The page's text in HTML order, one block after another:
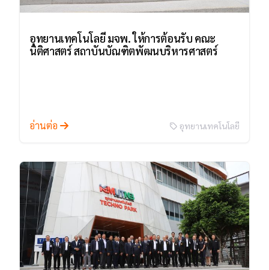
อุทยานเทคโนโลยี มจพ. ให้การต้อนรับ คณะ
นิติศาสตร์ สถาบันบัณฑิตพัฒนบริหารศาสตร์
อ่านต่อ อุทยานเทคโนโลยี